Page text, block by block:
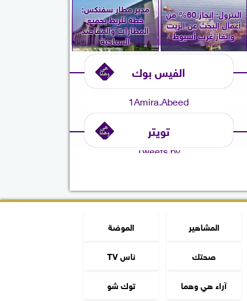
البترول: إنجاز 60% من
أعمال البحث عن الزيت
والغاز غرب أسيوط
مدير مطار سفنكس:
خطة للربط بجميع
المطارات والمقاصد
السياحية
الفيس بوك
1Amira.Abeed
تويتر
Tweets by
المشاهير
الموضة
صحتك
ناس TV
آراء هي وهما توك شو